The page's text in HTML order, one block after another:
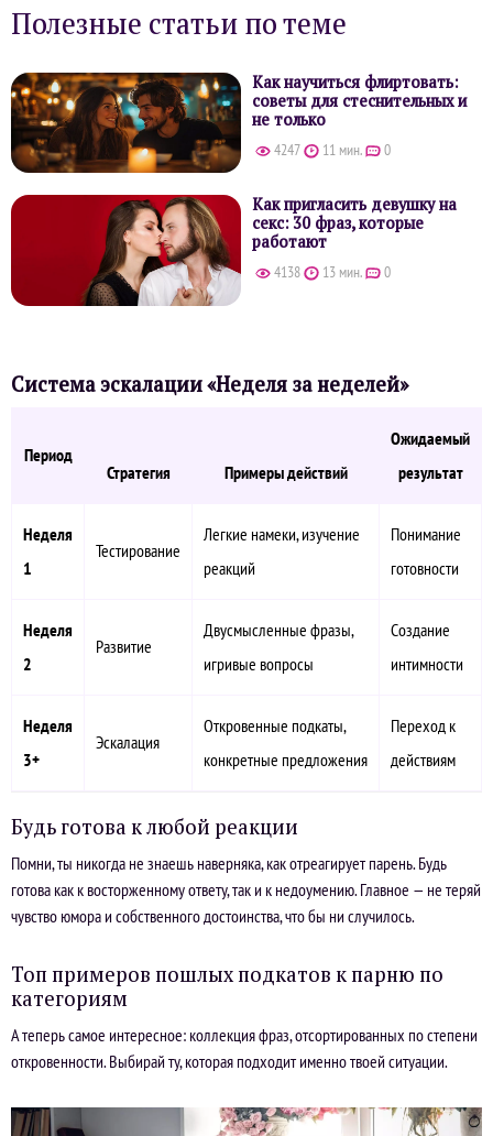
Полезные статьи по теме
Как научиться флиртовать:
советы для стеснительных и
не только
4247 11 мин. 0
Как пригласить девушку на
секс: 30 фраз, которые
работают
4138 13 мин. 0
Система эскалации «Неделя за неделей»
Период
Стратегия
Примеры действий
Ожидаемый
результат
Неделя
1
Тестирование
Легкие намеки, изучение
реакций
Понимание
готовности
Неделя
2
Развитие
Двусмысленные фразы,
игривые вопросы
Создание
интимности
Неделя
3+
Эскалация
Откровенные подкаты,
конкретные предложения
Переход к
действиям
Будь готова к любой реакции
Помни, ты никогда не знаешь наверняка, как отреагирует парень. Будь
готова как к восторженному ответу, так и к недоумению. Главное — не теряй
чувство юмора и собственного достоинства, что бы ни случилось.
Топ примеров пошлых подкатов к парню по
категориям
А теперь самое интересное: коллекция фраз, отсортированных по степени
откровенности. Выбирай ту, которая подходит именно твоей ситуации.